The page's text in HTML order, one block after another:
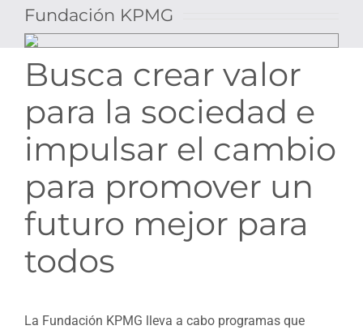
Fundación KPMG
Busca crear valor
para la sociedad e
impulsar el cambio
para promover un
futuro mejor para
todos
La Fundación KPMG lleva a cabo programas que